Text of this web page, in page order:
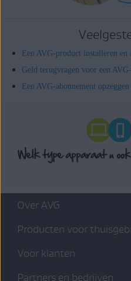
Een AVG-product installeren en
Geld terugvragen voor een
Een AVG-abonnement
Over AVG
Producten voor
Voor klanten
Partners en bedrijven